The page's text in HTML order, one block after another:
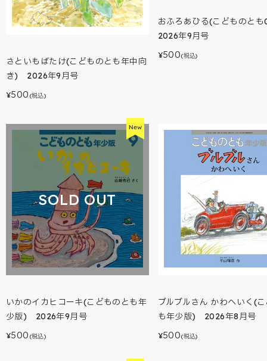
さといもばたけ(こどものとも年中向
き) 2026年9月号
¥500 (税込)
おふろあひる(こどものと
2026年9月号
¥500(税込)
SOLD OUT
いかのイカヒコーキ(こどものとも年
少版) 2026年9月号
¥500 (税込)
ブルブルさん かわへいく(
も年少版) 2026年8月号
¥500(税込)